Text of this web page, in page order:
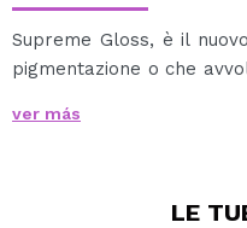
Supreme Gloss, è il
pigmentazione o che
Il suo innovativo
necessario reimmergerlo.
ver más
LE